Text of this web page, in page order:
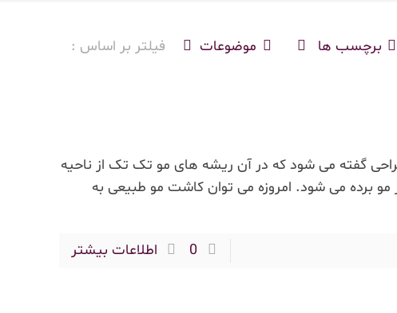
فیلتر بر اساس : موضوعات برچسب ها
گفته می شود که در آن ریشه های مو تک تک از ناحیه
مو برده می شود. امروزه می توان کاشت مو طبیعی به
0 اطلاعات بیشتر